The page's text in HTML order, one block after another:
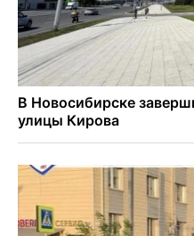
в Новосибирске